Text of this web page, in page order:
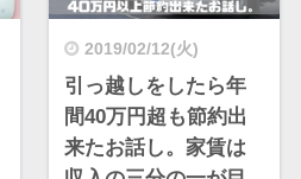
2019/02/12(火)
引っ越しをしたら年
間40万円超も節約出
来たお話し。家賃は